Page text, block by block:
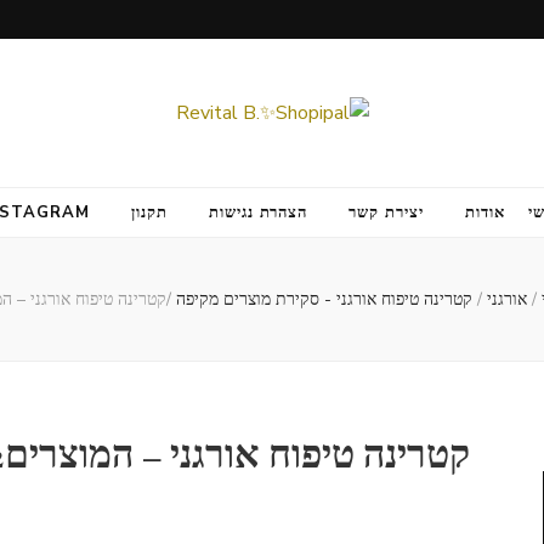
אודות יצירת קשר הצהרת נגישות תקנון
/ אורגני / קטרינה טיפוח אורגני - סקירת מוצרים מקיפה /קטרינה טיפוח אורגני –
קטרינה טיפוח אורגני – המוצרים2